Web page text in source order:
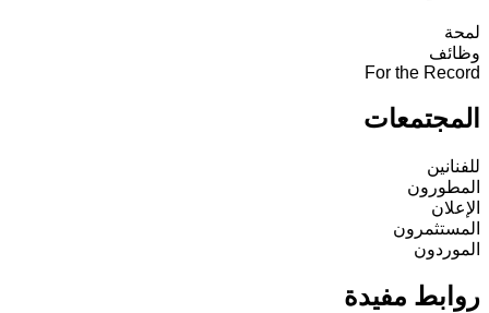
لمحة
وظائف
For the Record
المجتمعات
للفنانين
المطورون
الإعلان
المستثمرون
الموردون
روابط مفيدة